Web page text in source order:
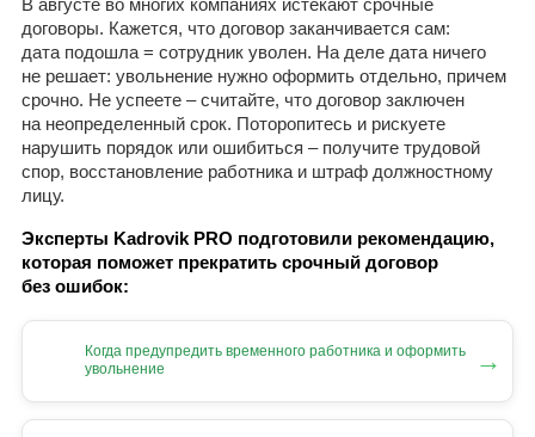
договоры. Кажется, что договор заканчивается сам:
дата подошла = сотрудник уволен. На деле дата ничего
не решает: увольнение нужно оформить отдельно, причем
срочно. Не успеете – считайте, что договор заключен
на неопределенный срок. Поторопитесь и рискуете
нарушить порядок или ошибиться – получите трудовой
спор, восстановление работника и штраф должностному
лицу.
Эксперты Kadrovik PRO подготовили рекомендацию,
которая поможет прекратить срочный договор
без ошибок:
Когда предупредить временного работника и оформить
увольнение
→